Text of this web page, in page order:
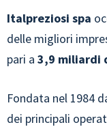
Italpreziosi spa
delle migliori
pari a 3,9 miliardi
Fondata nel 1984
dei principali